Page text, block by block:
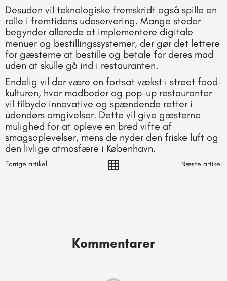
Desuden vil teknologiske fremskridt også spille en
rolle i fremtidens udeservering. Mange steder
begynder allerede at implementere digitale
menuer og bestillingssystemer, der gør det lettere
for gæsterne at bestille og betale for deres mad
uden at skulle gå ind i restauranten.
Endelig vil der være en fortsat vækst i street food-
kulturen, hvor madboder og pop-up restauranter
vil tilbyde innovative og spændende retter i
udendørs omgivelser. Dette vil give gæsterne
mulighed for at opleve en bred vifte af
smagsoplevelser, mens de nyder den friske luft og
den livlige atmosfære i København.
Forrige artikel Næste artikel
Kommentarer